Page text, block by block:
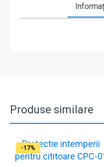
Produse similare
-17%
Protectie intemperii
pentru cititoare CPC-
-17%
-17%
-17%
-17%
-17%
-17%
-17%
-17%
-17%